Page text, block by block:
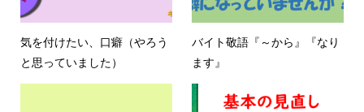
気を付けたい、口癖（やろう
と思っていました）
バイト敬語『～から』『なり
ます』